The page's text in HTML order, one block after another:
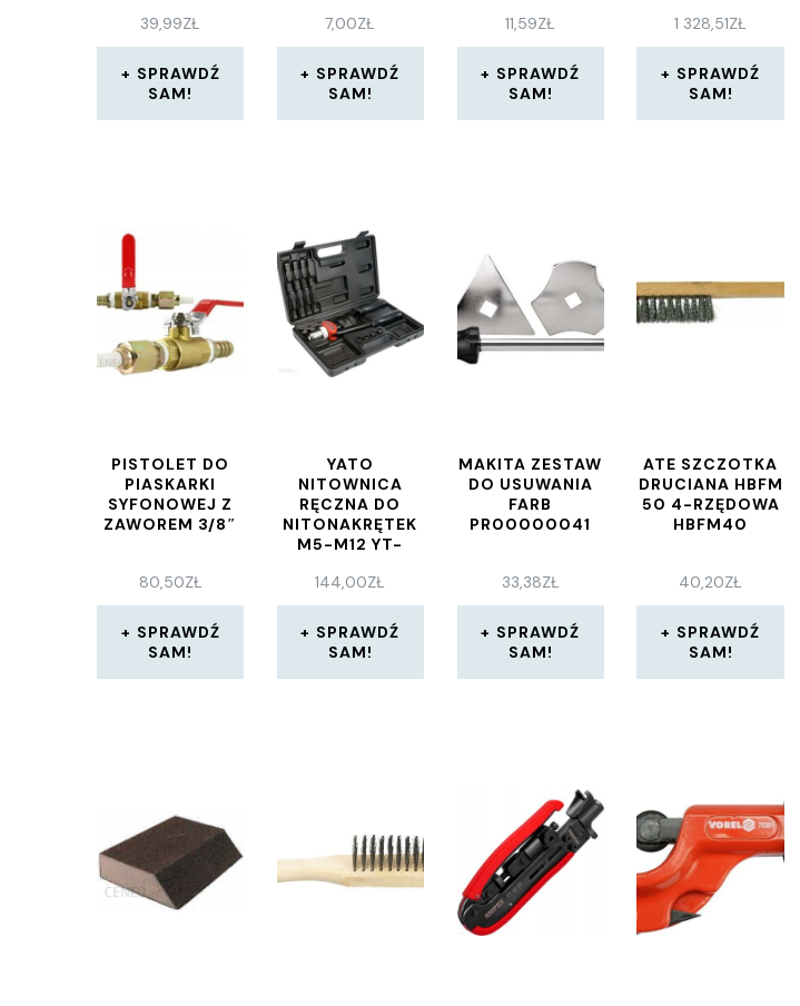
39,99ZŁ
SPRAWDŹ
SAM!
7,00ZŁ
SPRAWDŹ
SAM!
11,59ZŁ
SPRAWDŹ
SAM!
8232540091
1 328,51ZŁ
SPRAWDŹ
SAM!
PISTOLET DO
PIASKARKI
SYFONOWEJ Z
ZAWOREM 3/8″
80,50ZŁ
SPRAWDŹ
SAM!
YATO
NITOWNICA
RĘCZNA DO
NITONAKRĘTEK
M5-M12 YT-
144,00ZŁ
SPRAWDŹ
SAM!
MAKITA ZESTAW
DO USUWANIA
FARB
PR00000041
33,38ZŁ
SPRAWDŹ
SAM!
ATE SZCZOTKA
DRUCIANA HBFM
50 4-RZĘDOWA
HBFM40
40,20ZŁ
SPRAWDŹ
SAM!